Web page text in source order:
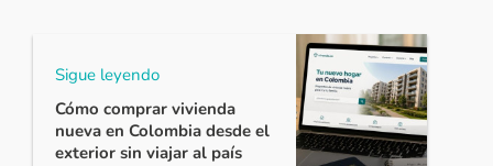
Sigue leyendo
Cómo comprar vivienda
nueva en Colombia desde el
exterior sin viajar al país